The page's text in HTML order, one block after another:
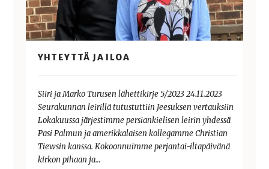
YHTEYTTÄ JA ILOA
Siiri ja Marko Turusen lähettikirje 5/2023 24.11.2023
Seurakunnan leirillä tutustuttiin Jeesuksen vertauksiin
Lokakuussa järjestimme persiankielisen leirin yhdessä
Pasi Palmun ja amerikkalaisen kollegamme Christian
Tiewsin kanssa. Kokoonnuimme perjantai-iltapäivänä
kirkon pihaan ja…